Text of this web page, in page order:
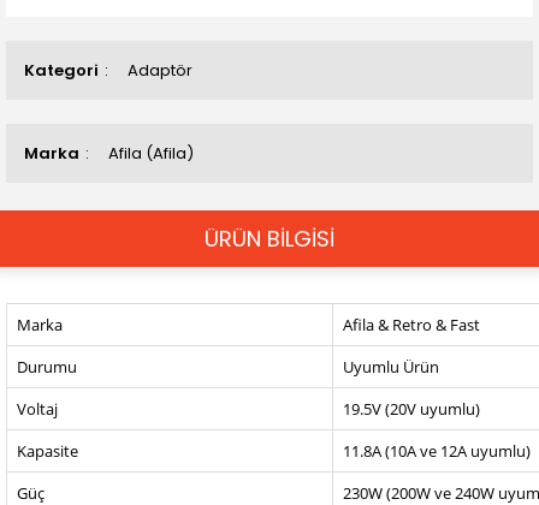
Kategori Adaptör
Marka Afila (Afila)
ÜRÜN BİLGİSİ
Marka
Afila & Retro & Fast
Durumu
Uyumlu Ürün
Voltaj
19.5V (20V uyumlu)
Kapasite
11.8A (10A ve 12A uyumlu)
Güç
230W (200W ve 240W